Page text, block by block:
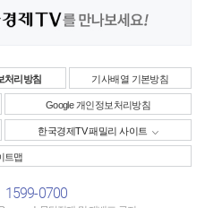
처리방침 기사배열 기본방침
Google 개인정보처리방침
한국경제TV 패밀리 사이트
트맵
1599-0700